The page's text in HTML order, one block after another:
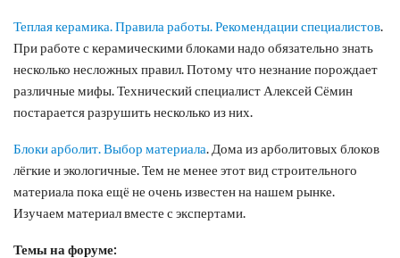
Теплая керамика. Правила работы. Рекомендации специалистов.
При работе с керамическими блоками надо обязательно знать
несколько несложных правил. Потому что незнание порождает
различные мифы. Технический специалист Алексей Сёмин
постарается разрушить несколько из них.
Блоки арболит. Выбор материала. Дома из арболитовых блоков
лёгкие и экологичные. Тем не менее этот вид строительного
материала пока ещё не очень известен на нашем рынке.
Изучаем материал вместе с экспертами.
Темы на форуме: